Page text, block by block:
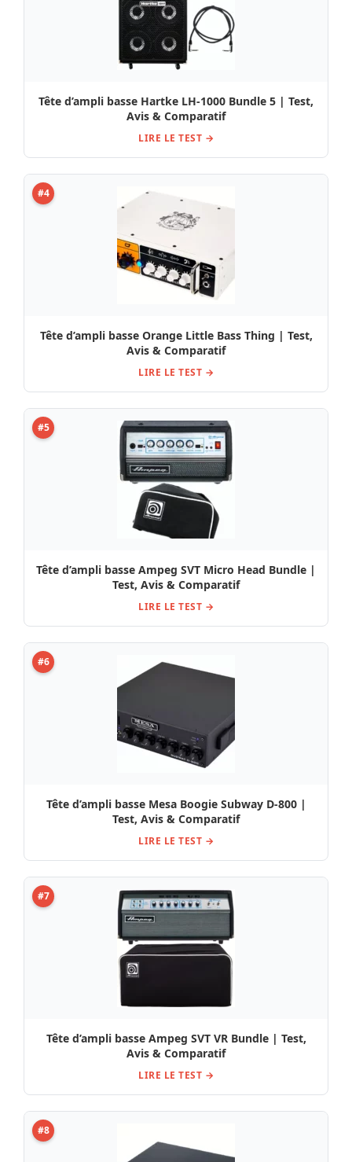
Tête d’ampli basse Hartke LH-1000 Bundle 5 | Test,
Avis & Comparatif
LIRE LE TEST →
#4
Tête d’ampli basse Orange Little Bass Thing | Test,
Avis & Comparatif
LIRE LE TEST →
#5
Tête d’ampli basse Ampeg SVT Micro Head Bundle |
Test, Avis & Comparatif
LIRE LE TEST →
#6
Tête d’ampli basse Mesa Boogie Subway D-800 |
Test, Avis & Comparatif
LIRE LE TEST →
#7
Tête d’ampli basse Ampeg SVT VR Bundle | Test,
Avis & Comparatif
LIRE LE TEST →
#8